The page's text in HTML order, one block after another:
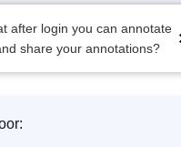
after login you can annotate
share your annotations?